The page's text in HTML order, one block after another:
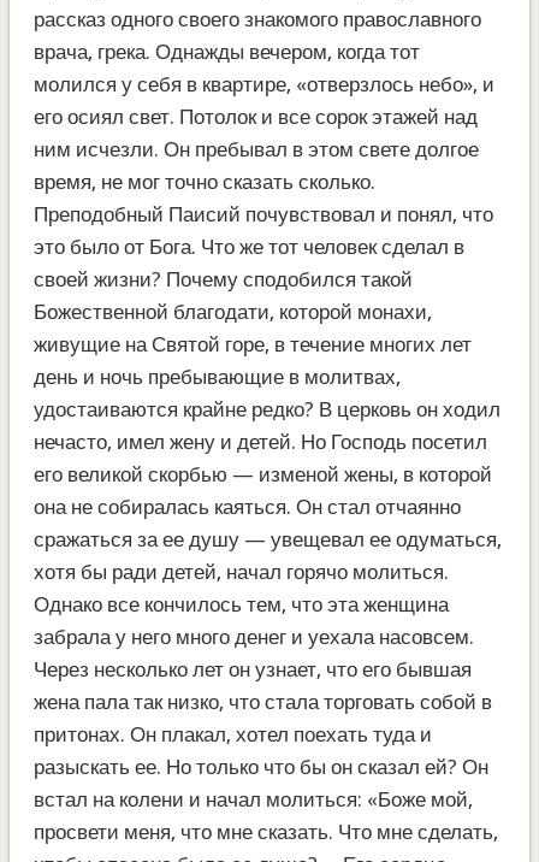
рассказ одного своего знакомого православного
врача, грека. Однажды вечером, когда тот
молился у себя в квартире, «отверзлось небо», и
его осиял свет. Потолок и все сорок этажей над
ним исчезли. Он пребывал в этом свете долгое
время, не мог точно сказать сколько.
Преподобный Паисий почувствовал и понял, что
это было от Бога. Что же тот человек сделал в
своей жизни? Почему сподобился такой
Божественной благодати, которой монахи,
живущие на Святой горе, в течение многих лет
день и ночь пребывающие в молитвах,
удостаиваются крайне редко? В церковь он ходил
нечасто, имел жену и детей. Но Господь посетил
его великой скорбью — изменой жены, в которой
она не собиралась каяться. Он стал отчаянно
сражаться за ее душу — увещевал ее одуматься,
хотя бы ради детей, начал горячо молиться.
Однако все кончилось тем, что эта женщина
забрала у него много денег и уехала насовсем.
Через несколько лет он узнает, что его бывшая
жена пала так низко, что стала торговать собой в
притонах. Он плакал, хотел поехать туда и
разыскать ее. Но только что бы он сказал ей? Он
встал на колени и начал молиться: «Боже мой,
просвети меня, что мне сказать. Что мне сделать,